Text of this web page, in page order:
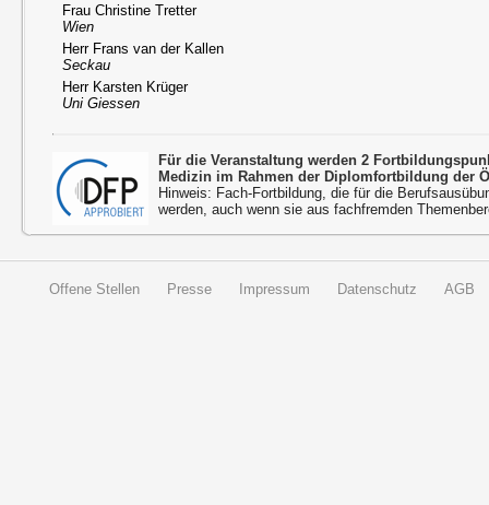
Frau Christine Tretter
Wien
Herr Frans van der Kallen
Seckau
Herr Karsten Krüger
Uni Giessen
Für die Veranstaltung werden 2
Medizin im Rahmen der Diplomfortbildung der
Hinweis: Fach-Fortbildung, die für die
werden, auch wenn sie aus fachfremden
Offene Stellen Presse Impressum Datenschutz AGB